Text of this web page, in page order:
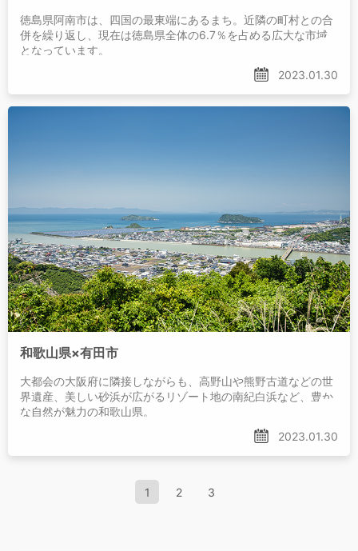
徳島県阿南市は、四国の最東端にあるまち。近隣の町村との合
併を繰り返し、現在は徳島県全体の6.7％を占める広大な市域
となっています。
2023.01.30
和歌山県×有田市
大都会の大阪府に隣接しながらも、高野山や熊野古道などの世
界遺産、美しい砂浜が広がるリゾート地の南紀白浜など、豊か
な自然が魅力の和歌山県。
2023.01.30
1 2 3